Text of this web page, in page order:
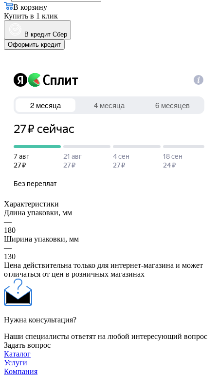
В корзину
Купить в 1 клик
В кредит Сбер
Оформить кредит
Характеристики
Длина упаковки, мм
—
180
Ширина упаковки, мм
—
130
Цена действительна только для интернет-магазина и может
отличаться от цен в розничных магазинах
Нужна консультация?
Наши специалисты ответят на любой интересующий вопрос
Задать вопрос
Каталог
Услуги
Компания